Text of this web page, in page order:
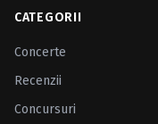
CATEGORII
Concerte
Recenzii
Concursuri